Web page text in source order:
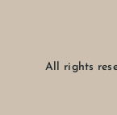
All rights